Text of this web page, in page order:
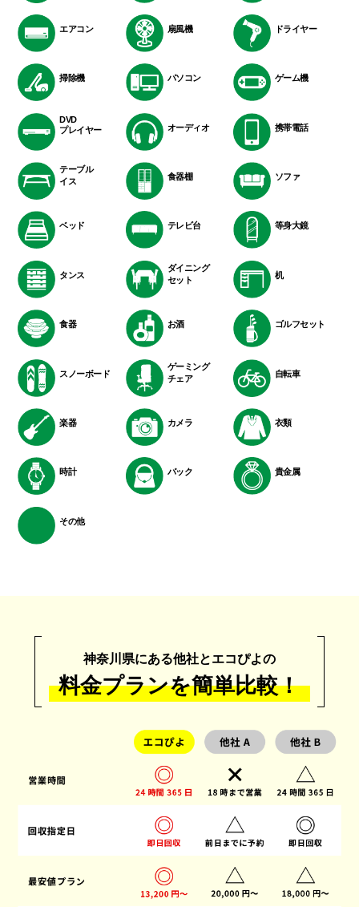
エアコン 扇風機 ドライヤー
掃除機 パソコン ゲーム機
DVD
プレイヤー
オーディオ 携帯電話
テーブル
イス
食器棚 ソファ
ベッド テレビ台 等身大鏡
タンス
ダイニング
セット
机
食器 お酒 ゴルフセット
スノーボード
ゲーミング
チェア
自転車
楽器 カメラ 衣類
時計 バック 貴金属
その他
神奈川県にある他社とエコぴよの
料金プランを簡単比較！